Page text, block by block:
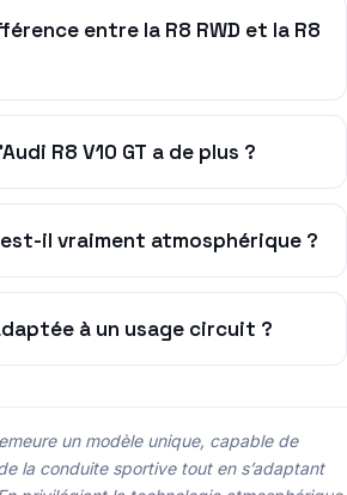
entre la R8 RWD et la R8
R8 V10 GT a de plus ?
est-il vraiment atmosphérique ?
à un usage circuit ?
un modèle unique, capable de
la conduite sportive tout en s’adaptant